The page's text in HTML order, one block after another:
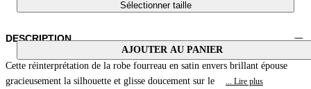
Sélectionner taille
AJOUTER AU PANIER
DESCRIPTION
Cette réinterprétation de la robe fourreau en satin envers brillant épouse
gracieusement la silhouette et glisse doucement sur le
... Lire plus